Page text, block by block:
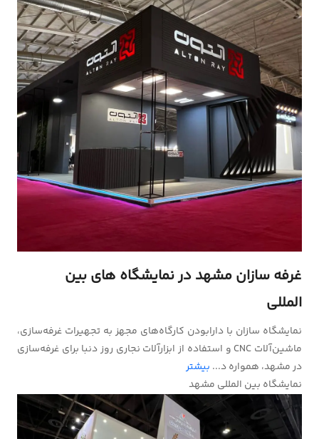
غرفه سازان مشهد در نمایشگاه های بین
المللی
نمایشگاه سازان با دارابودن کارگاه‌های مجهز به تجهیرات غرفه‌سازی،
ماشین‌آلات CNC و استفاده از ابزارآلات نجاری روز دنبا برای غرفه‌سازی
در مشهد، همواره د... بیشتر
نمایشگاه بین المللی مشهد